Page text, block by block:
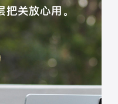
把关放心用。